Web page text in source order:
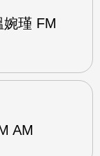
婉瑾 FM
AM